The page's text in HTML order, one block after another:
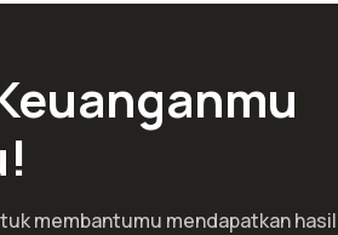
membantumu mendapatkan hasil